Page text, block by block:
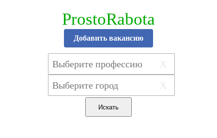
ProstoRabota
Добавить вакансию
X
X